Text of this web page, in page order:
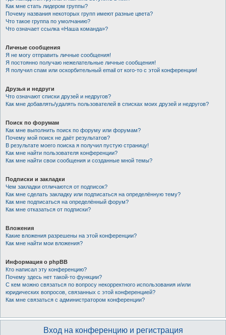
Как мне стать лидером группы?
Почему названия некоторых групп имеют разные цвета?
Что такое группа по умолчанию?
Что означает ссылка «Наша команда»?
Личные сообщения
Я не могу отправить личные сообщения!
Я постоянно получаю нежелательные личные сообщения!
Я получил спам или оскорбительный email от кого-то с этой конференции!
Друзья и недруги
Что означают списки друзей и недругов?
Как мне добавлять/удалять пользователей в списках моих друзей и недругов?
Поиск по форумам
Как мне выполнить поиск по форуму или форумам?
Почему мой поиск не даёт результатов?
В результате моего поиска я получил пустую страницу!
Как мне найти пользователя конференции?
Как мне найти свои сообщения и созданные мной темы?
Подписки и закладки
Чем закладки отличаются от подписок?
Как мне сделать закладку или подписаться на определённую тему?
Как мне подписаться на определённый форум?
Как мне отказаться от подписки?
Вложения
Какие вложения разрешены на этой конференции?
Как мне найти мои вложения?
Информация о phpBB
Кто написал эту конференцию?
Почему здесь нет такой-то функции?
С кем можно связаться по вопросу некорректного использования и/или
юридических вопросов, связанных с этой конференцией?
Как мне связаться с администратором конференции?
Вход на конференцию и регистрация